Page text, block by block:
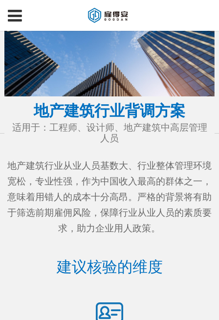
地产建筑行业背调方案
适用于：工程师、设计师、地产建筑中高层管理
人员
地产建筑行业从业人员基数大、行业整体管理环境
宽松，专业性强，作为中国收入最高的群体之一，
意味着用错人的成本十分高昂。严格的背景将有助
于筛选前期雇佣风险，保障行业从业人员的素质要
求，助力企业用人政策。
建议核验的维度